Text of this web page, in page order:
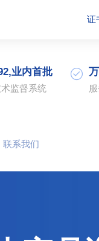
证
业内首批
监督系统
联系我们